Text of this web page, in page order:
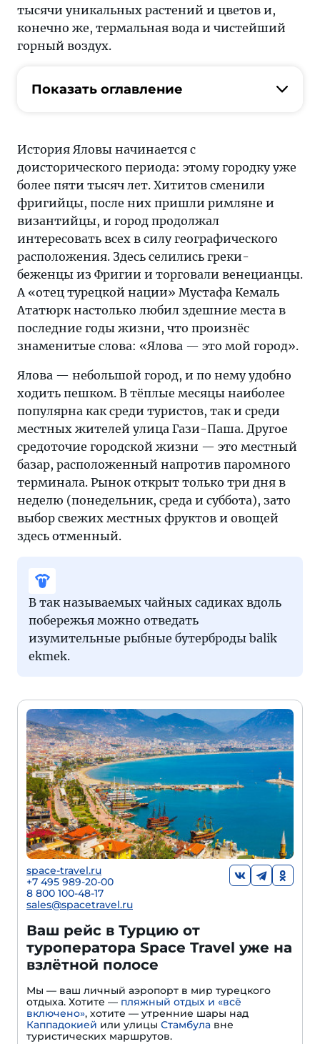
тысячи уникальных растений и цветов и,
конечно же, термальная вода и чистейший
горный воздух.
Показать оглавление
История Яловы начинается с
доисторического периода: этому городку уже
более пяти тысяч лет. Хититов сменили
фригийцы, после них пришли римляне и
византийцы, и город продолжал
интересовать всех в силу географического
расположения. Здесь селились греки-
беженцы из Фригии и торговали венецианцы.
А «отец турецкой нации» Мустафа Кемаль
Ататюрк настолько любил здешние места в
последние годы жизни, что произнёс
знаменитые слова: «Ялова — это мой город».
Ялова — небольшой город, и по нему удобно
ходить пешком. В тёплые месяцы наиболее
популярна как среди туристов, так и среди
местных жителей улица Гази-Паша. Другое
средоточие городской жизни — это местный
базар, расположенный напротив паромного
терминала. Рынок открыт только три дня в
неделю (понедельник, среда и суббота), зато
выбор свежих местных фруктов и овощей
здесь отменный.
В так называемых чайных садиках вдоль
побережья можно отведать
изумительные рыбные бутерброды balik
ekmek.
space-travel.ru
+7 495 989-20-00
8 800 100-48-17
sales@spacetravel.ru
Ваш рейс в Турцию от
туроператора Space Travel уже на
взлётной полосе
Мы — ваш личный аэропорт в мир турецкого
отдыха. Хотите — пляжный отдых и «всё
включено», хотите — утренние шары над
Каппадокией или улицы Стамбула вне
туристических маршрутов.